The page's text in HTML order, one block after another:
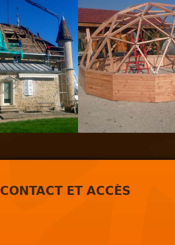
CONTACT ET ACCÈS